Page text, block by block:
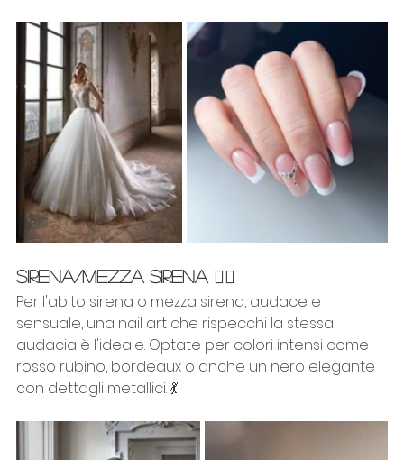
SIRENA/MEZZA SIRENA 🧜‍♀️
Per l'abito sirena o mezza sirena, audace e
sensuale, una nail art che rispecchi la stessa
audacia è l'ideale. Optate per colori intensi come
rosso rubino, bordeaux o anche un nero elegante
con dettagli metallici. 💃